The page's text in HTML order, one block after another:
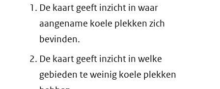
De kaart geeft inzicht in waar
aangename koele plekken zich
bevinden.
De kaart geeft inzicht in welke
gebieden te weinig koele plekken